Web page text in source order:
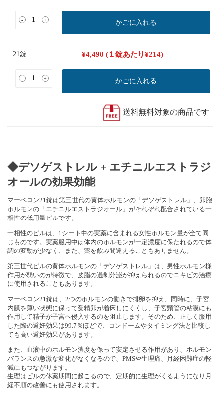
- + かごに入れる
21錠 ¥4,490 (１錠あたり¥214)
- + かごに入れる
送料無料対象の商品です
◆デソゲストレル + エチニルエストラジ
オールの効果効能
マーベロン21錠は第三世代の黄体ホルモンの「デソゲストレル」、卵胞
ホルモンの「エチニルエストラジオール」がそれぞれ配合されている一
相性の低用量ピルです。
一相性のピルは、1シート中の実薬に含まれる女性ホルモン量が全て同
じものです。実薬服用中は体内のホルモンが一定濃度に保たれるので体
調の変動が少なく、また、薬を飲み間違えることもありません。
第三世代ピルの黄体ホルモンの「デソゲストレル」は、男性ホルモン様
作用が弱いのが特徴で、皮脂の過剰分泌が抑えられるのでニキビの治療
に使用されることもあります。
マーベロン21錠は、2つのホルモンの働きで排卵を抑え、同時に、子宮
内膜を薄い状態に保って受精卵が着床しにくくし、子宮頸管の粘膜にも
作用して精子が子宮へ侵入するのを阻止します。そのため、正しく服用
した際の避妊効果は99.7％ほどで、コンドームやタイミング法と比較し
ても高い避妊効果があります。
また、血液中のホルモン濃度を保って安定させる作用があり、ホルモン
バランスの急激な変化がなくなるので、PMSや生理痛、月経困難症の軽
減にもつながります。
生理はピルの休薬期間に起こるので、定期的に生理がくるようになり月
経不順の改善にも使用されます。